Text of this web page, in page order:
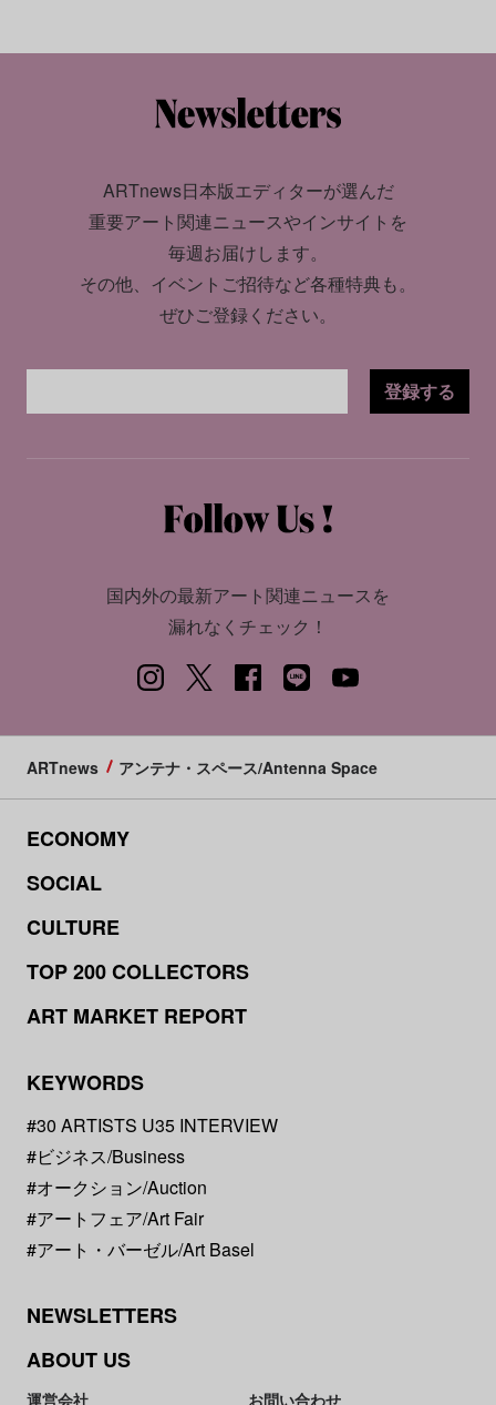
ARTnews日本版エディターが選んだ
重要アート関連ニュースやインサイトを
毎週お届けします。
その他、イベントご招待など各種特典も。
ぜひご登録ください。
登録する
国内外の最新アート関連ニュースを
漏れなくチェック！
ARTnews アンテナ・スペース/Antenna Space
ECONOMY
SOCIAL
CULTURE
TOP 200 COLLECTORS
ART MARKET REPORT
KEYWORDS
#30 ARTISTS U35 INTERVIEW
#ビジネス/Business
#オークション/Auction
#アートフェア/Art Fair
#アート・バーゼル/Art Basel
NEWSLETTERS
ABOUT US
運営会社 お問い合わせ